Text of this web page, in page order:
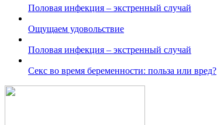
Половая инфекция – экстренный случай
Ощущаем удовольствие
Половая инфекция – экстренный случай
Секс во время беременности: польза или вред?